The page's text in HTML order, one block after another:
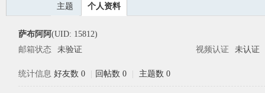
主题 个人资料
萨布阿阿(UID: 15812)
邮箱状态
未验证 视频认证 未认证
统计信息 好友数 0 回帖数 0 主题数 0